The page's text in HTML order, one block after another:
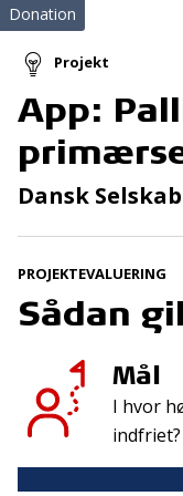
Donation
Projekt
App:
Dansk
PROJEKTEVALUERING
Sådan
Mål
I hvor
indfriet?
Tilmeld
De seneste nyheder
aktiviteter direkte i din